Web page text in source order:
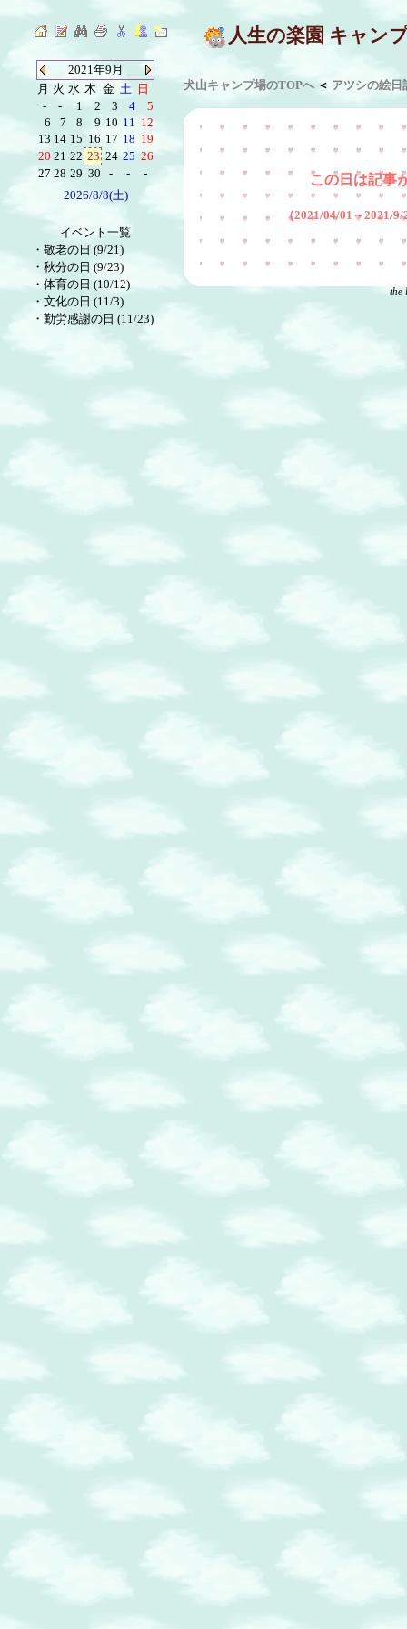
2021年9月
月 火 水 木 金 土 日
-
- 1 2 3 4
5
6
7 8 9 10 11 12
13 14 15 16 17 18 19
20 21 22 23 24 25 26
27 28 29 30 - -
-
2026/8/8(土)
イベント一覧
・ 敬老の日 (9/21)
・ 秋分の日 (9/23)
・ 体育の日 (10/12)
・ 文化の日 (11/3)
・ 勤労感謝の日 (11/23)
人生の楽園 キャン
犬山キャンプ場のTOPへ＜ アツシの絵日
この日は記事
（2021/04/01～2021/
the